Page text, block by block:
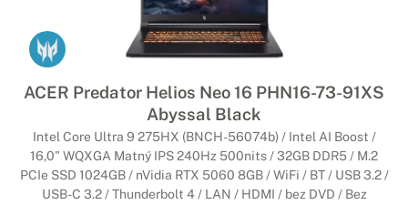
ACER Predator Helios Neo 16 PHN16-73-91XS
Abyssal Black
Intel Core Ultra 9 275HX (BNCH-56074b) / Intel AI Boost /
16,0" WQXGA Matný IPS 240Hz 500nits / 32GB DDR5 / M.2
PCIe SSD 1024GB / nVidia RTX 5060 8GB / WiFi / BT / USB 3.2 /
USB-C 3.2 / Thunderbolt 4 / LAN / HDMI / bez DVD / Bez